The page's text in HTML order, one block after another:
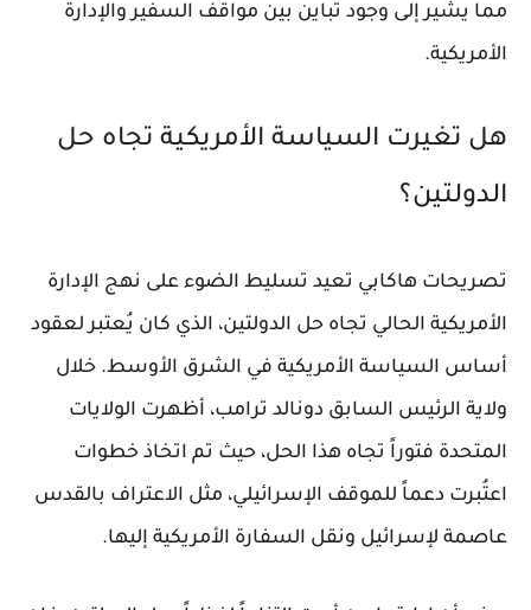
مما يشير إلى وجود تباين بين مواقف السفير والإدارة
الأمريكية.
هل تغيرت السياسة الأمريكية تجاه حل
الدولتين؟
تصريحات هاكابي تعيد تسليط الضوء على نهج الإدارة
الأمريكية الحالي تجاه حل الدولتين، الذي كان يُعتبر لعقود
أساس السياسة الأمريكية في الشرق الأوسط. خلال
ولاية الرئيس السابق دونالد ترامب، أظهرت الولايات
المتحدة فتوراً تجاه هذا الحل، حيث تم اتخاذ خطوات
اعتُبرت دعماً للموقف الإسرائيلي، مثل الاعتراف بالقدس
عاصمة لإسرائيل ونقل السفارة الأمريكية إليها.